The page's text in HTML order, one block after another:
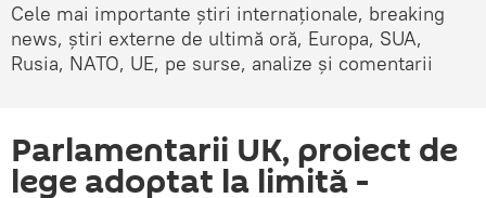
Cele mai importante știri internaționale, breaking
news, știri externe de ultimă oră, Europa, SUA,
Rusia, NATO, UE, pe surse, analize și comentarii
Parlamentarii UK, proiect de
lege adoptat la limită -